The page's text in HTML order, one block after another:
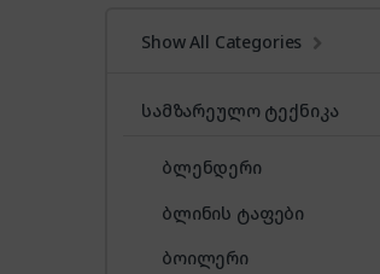
Show All Categories
სამზარეულო ტექნიკა
ბლენდერი
ბლინის ტაფები
ბოილერი